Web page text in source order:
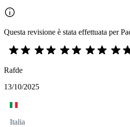
Questa revisione è stata effettuata per
Rafde
13/10/2025
Italia